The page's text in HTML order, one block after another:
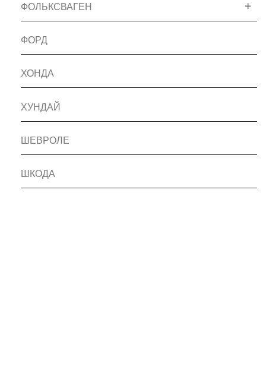
ФОЛЬКСВАГЕН
ФОРД
ХОНДА
ХУНДАЙ
ШЕВРОЛЕ
ШКОДА